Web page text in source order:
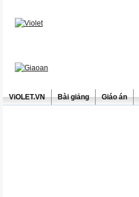
ViOLET.VN Bài giảng Giáo án